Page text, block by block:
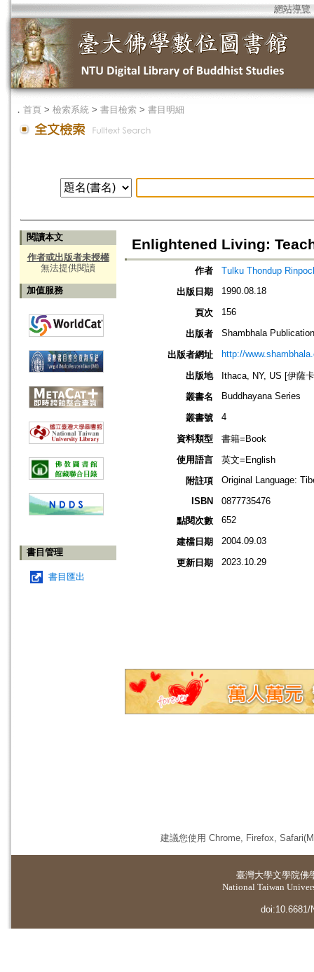
網站導覽
． 首頁 > 檢索系統 > 書目檢索 > 書目明細
閱讀本文
作者或出版者未授權
無法提供閱讀
加值服務
書目管理
書目匯出
Enlightened Living:
作者
Tulku Thondup
出版日期
1990.08.18
頁次 156
出版者 Shambhala
出版者網址 http://
出版地
Ithaca, NY, US [伊薩
叢書名
Buddhayana Series
叢書號 4
資料類型
書籍=Book
使用語言
英文=English
附註項
Original Language:
ISBN
0877735476
點閱次數
652
建檔日期 2004.09.03
更新日期 2023.10.29
建議您使用 Chrome, Firefox,
臺灣大學文學院佛
National Taiwan
doi:10.6681/